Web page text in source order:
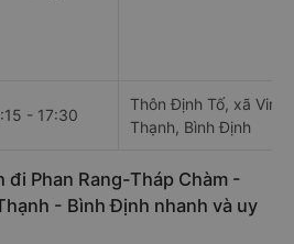
- 17:30
Thôn Định Tố, xã Vinh
Thạnh, Bình Định
đi Phan Rang-Tháp Chàm -
- Bình Định nhanh và uy